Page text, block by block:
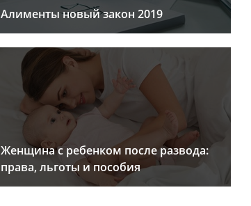
Алименты новый закон 2019
Женщина с ребенком после развода:
права, льготы и пособия